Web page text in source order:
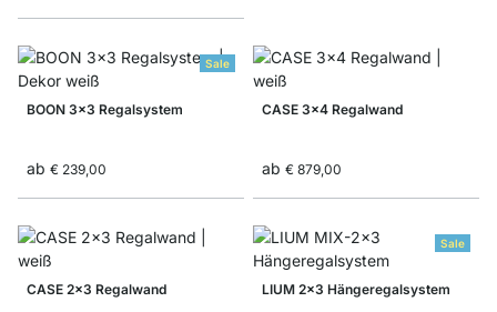
Sale
BOON 3x3 Regalsystem
ab € 239,00
CASE 3x4 Regalwand
ab € 879,00
CASE 2x3 Regalwand
Sale
LIUM 2x3 Hängeregalsystem